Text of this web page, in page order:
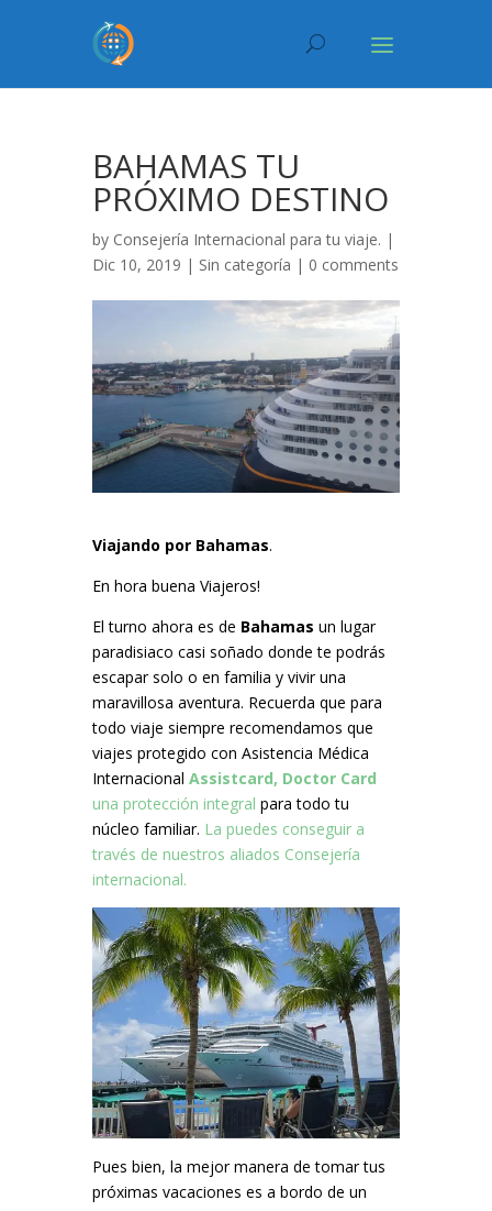
BAHAMAS TU
PRÓXIMO DESTINO
by Consejería Internacional para tu viaje. |
Dic 10, 2019 | Sin categoría | 0 comments
Viajando por Bahamas.
En hora buena Viajeros!
El turno ahora es de Bahamas un lugar
paradisiaco casi soñado donde te podrás
escapar solo o en familia y vivir una
maravillosa aventura. Recuerda que para
todo viaje siempre recomendamos que
viajes protegido con Asistencia Médica
Internacional Assistcard, Doctor Card
una protección integral para todo tu
núcleo familiar. La puedes conseguir a
través de nuestros aliados Consejería
internacional.
Pues bien, la mejor manera de tomar tus
próximas vacaciones es a bordo de un